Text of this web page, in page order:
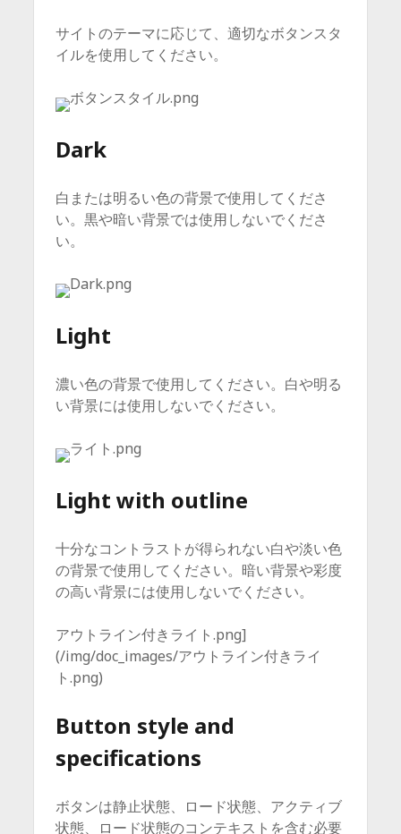
サイトのテーマに応じて、適切なボタンスタ
イルを使用してください。
Dark
白または明るい色の背景で使用してくださ
い。黒や暗い背景では使用しないでくださ
い。
Light
濃い色の背景で使用してください。白や明る
い背景には使用しないでください。
Light with outline
十分なコントラストが得られない白や淡い色
の背景で使用してください。暗い背景や彩度
の高い背景には使用しないでください。
アウトライン付きライト.png]
(/img/doc_images/アウトライン付きライ
ト.png)
Button style and
specifications
ボタンは静止状態、ロード状態、アクティブ
状態、ロード状態のコンテキストを含む必要